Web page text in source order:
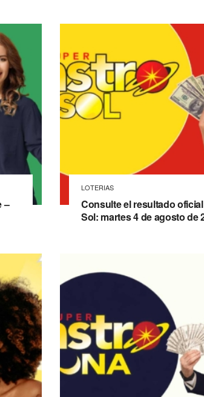
–
LOTERIAS
Consulte el resultado
Sol: martes 4 de agosto de